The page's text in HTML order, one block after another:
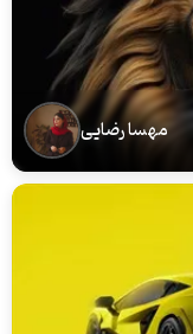
مهسا رضایی